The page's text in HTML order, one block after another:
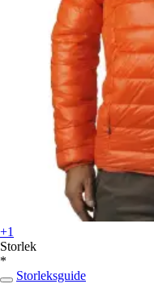
+1
Storlek
*
Storleksguide